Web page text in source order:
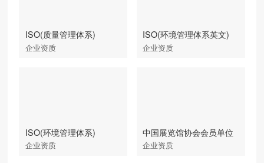
ISO(质量管理体系)
企业资质
ISO(环境管理体系英文)
企业资质
ISO(环境管理体系)
企业资质
中国展览馆协会会员单位
企业资质